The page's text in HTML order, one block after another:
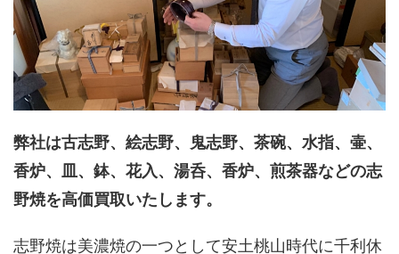
弊社は古志野、絵志野、鬼志野、茶碗、水指、壷、
香炉、皿、鉢、花入、湯呑、香炉、煎茶器などの志
野焼を高価買取いたします。
志野焼は美濃焼の一つとして安土桃山時代に千利休